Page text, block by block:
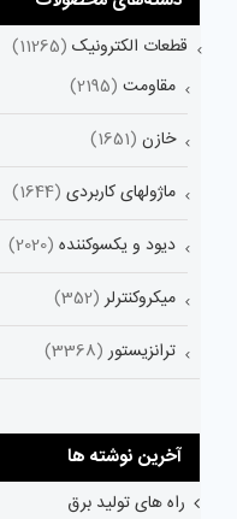
قطعات الکترونیک (11265)
مقاومت (2195)
خازن (1651)
ماژولهای کاربردی (1644)
دیود و یکسوکننده (2020)
میکروکنترلر (352)
ترانزیستور (3368)
آخرین نوشته ها
راه های تولید برق